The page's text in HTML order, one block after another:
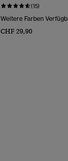
(15)
Weitere Farben
CHF 29,90